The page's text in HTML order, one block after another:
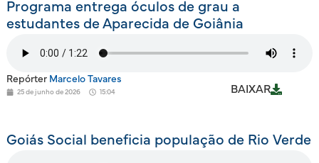
Programa entrega óculos de grau a
estudantes de Aparecida de Goiânia
Repórter Marcelo Tavares
25 de junho de 2026 15:04 BAIXAR
Goiás Social beneficia população de Rio Verde